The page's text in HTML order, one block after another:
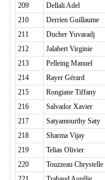
209
Dellali Adel
210
Derrien Guillaume
211
Ducher Yuvaradj
212
Jalabert Virginie
213
Pelleing Manuel
214
Rayer Gérard
215
Rongiane Tiffany
216
Salvador Xavier
217
Satyamourthy Saty
218
Sharma Vijay
219
Telias Olivier
220
Touzzeau Chrystelle